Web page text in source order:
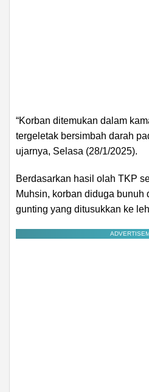
“Korban ditemukan dalam
tergeletak bersimbah darah
ujarnya, Selasa (28/1/2025).
Berdasarkan hasil olah TKP
Muhsin, korban diduga bunuh
gunting yang ditusukkan ke